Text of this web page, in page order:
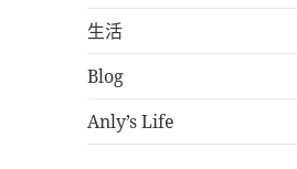
生活
Blog
Anly’s Life